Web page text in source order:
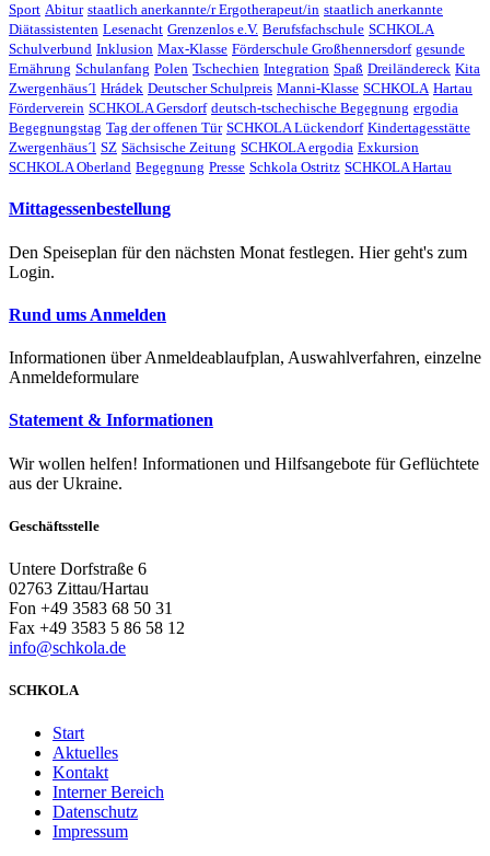
Sport Abitur staatlich anerkannte/r Ergotherapeut/in staatlich anerkannte
Diätassistenten Lesenacht Grenzenlos e.V. Berufsfachschule SCHKOLA
Schulverbund Inklusion Max-Klasse Förderschule Großhennersdorf gesunde
Ernährung Schulanfang Polen Tschechien Integration Spaß Dreiländereck Kita
Zwergenhäus´l Hrádek Deutscher Schulpreis Manni-Klasse SCHKOLA Hartau
Förderverein SCHKOLA Gersdorf deutsch-tschechische Begegnung ergodia
Begegnungstag Tag der offenen Tür SCHKOLA Lückendorf Kindertagesstätte
Zwergenhäus´l SZ Sächsische Zeitung SCHKOLA ergodia Exkursion
SCHKOLA Oberland Begegnung Presse Schkola Ostritz SCHKOLA Hartau
Mittagessenbestellung
Den Speiseplan für den nächsten Monat festlegen. Hier geht's zum
Login.
Rund ums Anmelden
Informationen über Anmeldeablaufplan, Auswahlverfahren, einzelne
Anmeldeformulare
Statement & Informationen
Wir wollen helfen! Informationen und Hilfsangebote für Geflüchtete
aus der Ukraine.
Geschäftsstelle
Untere Dorfstraße 6
02763 Zittau/Hartau
Fon +49 3583 68 50 31
Fax +49 3583 5 86 58 12
info@schkola.de
SCHKOLA
Start
Aktuelles
Kontakt
Interner Bereich
Datenschutz
Impressum